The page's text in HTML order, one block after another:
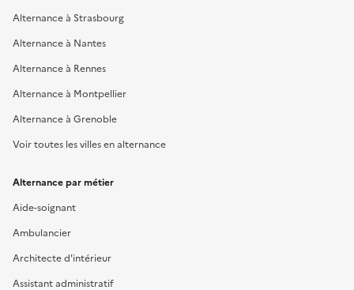
Alternance à Strasbourg
Alternance à Nantes
Alternance à Rennes
Alternance à Montpellier
Alternance à Grenoble
Voir toutes les villes en alternance
Alternance par métier
Aide-soignant
Ambulancier
Architecte d'intérieur
Assistant administratif